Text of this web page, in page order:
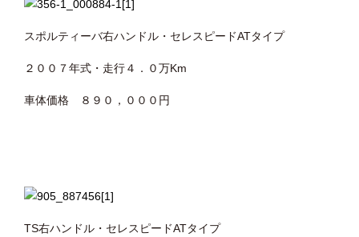
スポルティーバ右ハンドル・セレスピードATタイプ
２００７年式・走行４．０万Km
車体価格 ８９０，０００円
TS右ハンドル・セレスピードATタイプ